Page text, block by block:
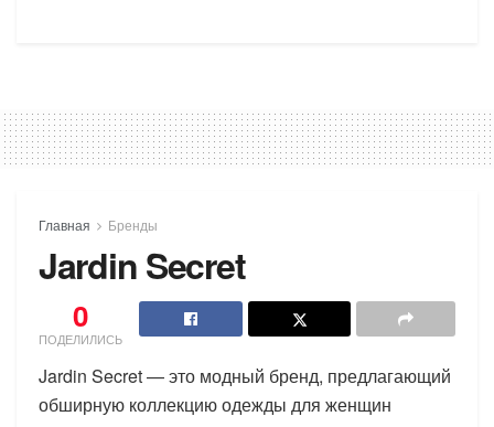
Главная Бренды
Jardin Secret
0
ПОДЕЛИЛИСЬ
Jardin Secret — это модный бренд, предлагающий
обширную коллекцию одежды для женщин